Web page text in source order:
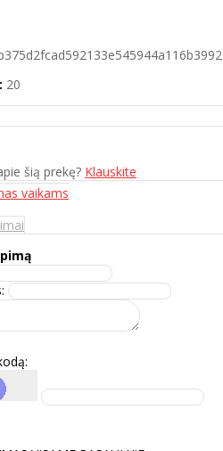
20
šią prekę? Klauskite
vaikams